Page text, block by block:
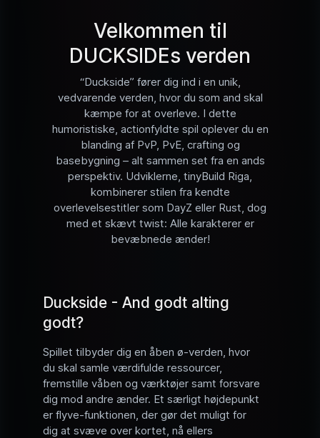
Velkommen til
DUCKSIDEs verden
“Duckside” fører dig ind i en unik,
vedvarende verden, hvor du som and skal
kæmpe for at overleve. I dette
humoristiske, actionfyldte spil oplever du en
blanding af PvP, PvE, crafting og
basebygning – alt sammen set fra en ands
perspektiv. Udviklerne, tinyBuild Riga,
kombinerer stilen fra kendte
overlevelsestitler som DayZ eller Rust, dog
med et skævt twist: Alle karakterer er
bevæbnede ænder!
Duckside - And godt alting
godt?
Spillet tilbyder dig en åben ø-verden, hvor
du skal samle værdifulde ressourcer,
fremstille våben og værktøjer samt forsvare
dig mod andre ænder. Et særligt højdepunkt
er flyve-funktionen, der gør det muligt for
dig at svæve over kortet, nå ellers